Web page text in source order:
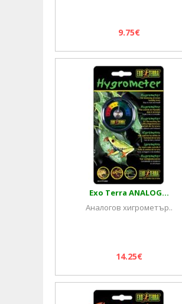
9.75€
Exo Terra ANALOG...
Аналогов хигрометър..
14.25€